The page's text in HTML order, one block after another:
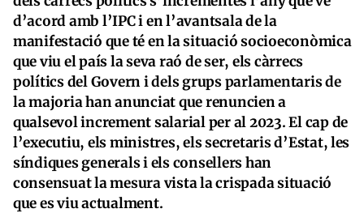
d’acord amb l’IPC i en l’avantsala de la
manifestació que té en la situació socioeconòmica
que viu el país la seva raó de ser, els càrrecs
polítics del Govern i dels grups parlamentaris de
la majoria han anunciat que renuncien a
qualsevol increment salarial per al 2023. El cap de
l’executiu, els ministres, els secretaris d’Estat, les
síndiques generals i els consellers han
consensuat la mesura vista la crispada situació
que es viu actualment.